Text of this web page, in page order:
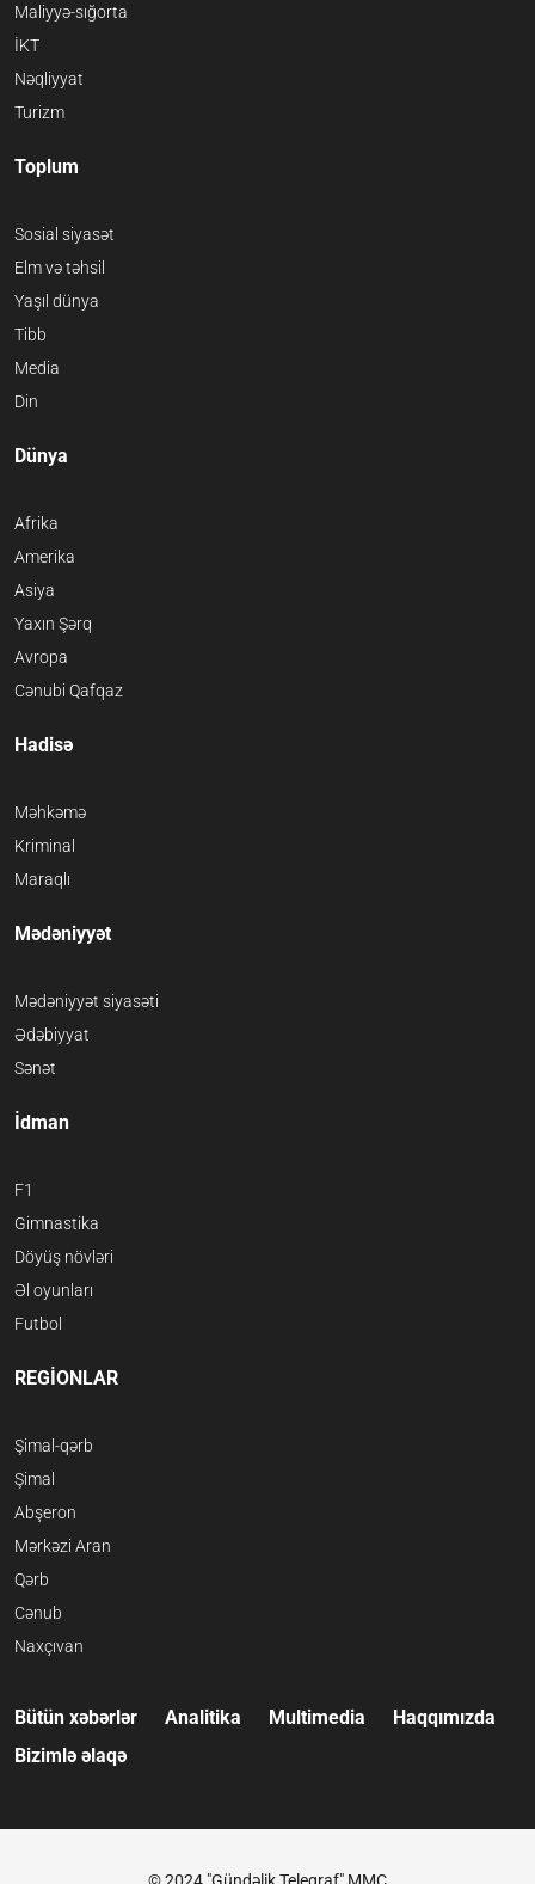
Maliyyə-sığorta
İKT
Nəqliyyat
Turizm
Toplum
Sosial siyasət
Elm və təhsil
Yaşıl dünya
Tibb
Media
Din
Dünya
Afrika
Amerika
Asiya
Yaxın Şərq
Avropa
Cənubi Qafqaz
Hadisə
Məhkəmə
Kriminal
Maraqlı
Mədəniyyət
Mədəniyyət siyasəti
Ədəbiyyat
Sənət
İdman
F1
Gimnastika
Döyüş növləri
Əl oyunları
Futbol
REGİONLAR
Şimal-qərb
Şimal
Abşeron
Mərkəzi Aran
Qərb
Cənub
Naxçıvan
Bütün xəbərlər Analitika Multimedia
Haqqımızda
Bizimlə əlaqə
© 2024 "Gündəlik Teleqraf" MMC